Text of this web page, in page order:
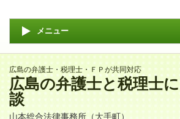
メニュー
広島の弁護士・税理士・ＦＰが共同対応
広島の弁護士と税理士
談
山本総合法律事務所 （大手町）